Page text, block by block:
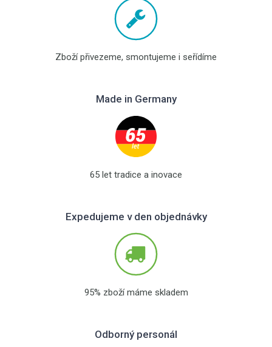
Zboží přivezeme, smontujeme i seřídíme
Made in Germany
65 let tradice a inovace
Expedujeme v den objednávky
95% zboží máme skladem
Odborný personál